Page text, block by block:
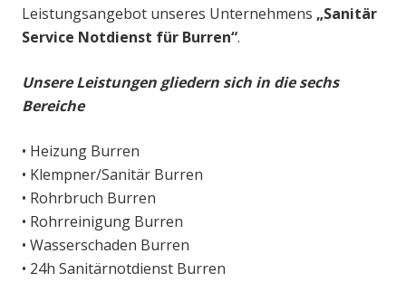
Leistungsangebot unseres Unternehmens „Sanitär
Service Notdienst für Burren“.
Unsere Leistungen gliedern sich in die sechs
Bereiche
• Heizung Burren
• Klempner/Sanitär Burren
• Rohrbruch Burren
• Rohrreinigung Burren
• Wasserschaden Burren
• 24h Sanitärnotdienst Burren